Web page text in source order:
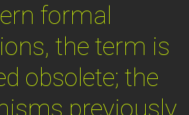
formal
the term is
obsolete; the
previously